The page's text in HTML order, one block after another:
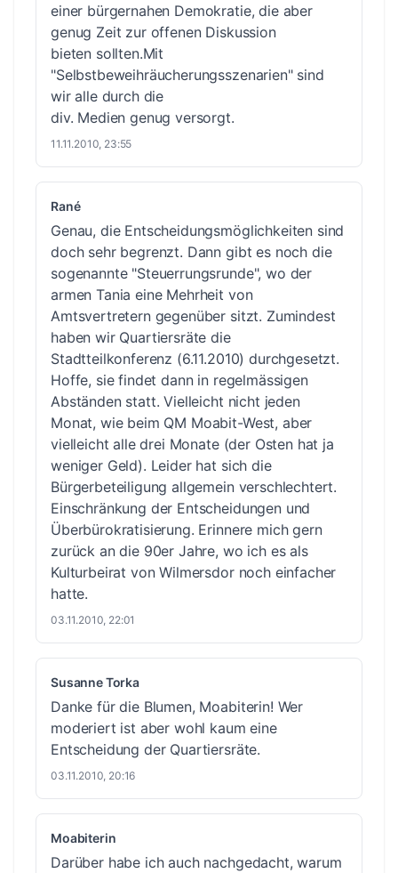
einer bürgernahen Demokratie, die aber
genug Zeit zur offenen Diskussion
bieten sollten.Mit
"Selbstbeweihräucherungsszenarien" sind
wir alle durch die
div. Medien genug versorgt.
11.11.2010, 23:55
Rané
Genau, die Entscheidungsmöglichkeiten sind
doch sehr begrenzt. Dann gibt es noch die
sogenannte "Steuerrungsrunde", wo der
armen Tania eine Mehrheit von
Amtsvertretern gegenüber sitzt. Zumindest
haben wir Quartiersräte die
Stadtteilkonferenz (6.11.2010) durchgesetzt.
Hoffe, sie findet dann in regelmässigen
Abständen statt. Vielleicht nicht jeden
Monat, wie beim QM Moabit-West, aber
vielleicht alle drei Monate (der Osten hat ja
weniger Geld). Leider hat sich die
Bürgerbeteiligung allgemein verschlechtert.
Einschränkung der Entscheidungen und
Überbürokratisierung. Erinnere mich gern
zurück an die 90er Jahre, wo ich es als
Kulturbeirat von Wilmersdor noch einfacher
hatte.
03.11.2010, 22:01
Susanne Torka
Danke für die Blumen, Moabiterin! Wer
moderiert ist aber wohl kaum eine
Entscheidung der Quartiersräte.
03.11.2010, 20:16
Moabiterin
Darüber habe ich auch nachgedacht, warum